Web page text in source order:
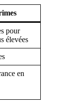
pour
élevées
en